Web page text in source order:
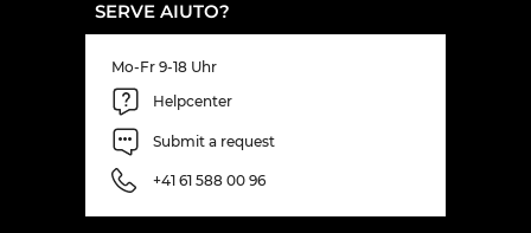
SERVE AIUTO?
Mo-Fr 9-18 Uhr
Helpcenter
Submit a request
+41 61 588 00 96